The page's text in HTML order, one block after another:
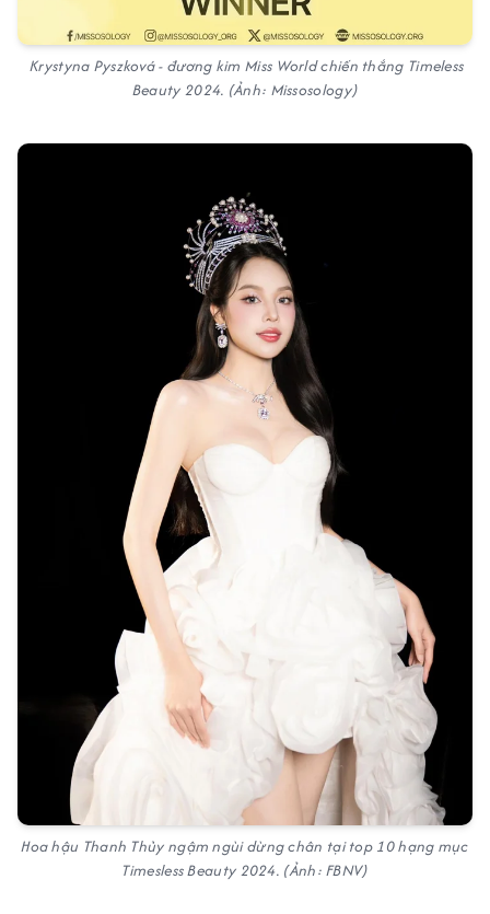
Krystyna Pyszková - đương kim Miss World chiến thắng Timeless
Beauty 2024. (Ảnh: Missosology)
Hoa hậu Thanh Thủy ngậm ngùi dừng chân tại top 10 hạng mục
Timesless Beauty 2024. (Ảnh: FBNV)